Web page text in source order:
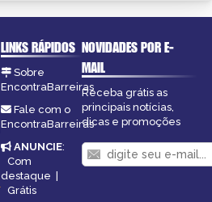
LINKS RÁPIDOS
Sobre
EncontraBarreiras
Fale com o
EncontraBarreiras
ANUNCIE:
Com
destaque
Grátis
NOVIDADES POR E-
MAIL
Receba grátis as
principais notícias,
dicas e promoções